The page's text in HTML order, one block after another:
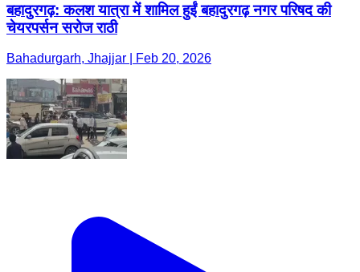
बहादुरगढ़: कलश यात्रा में शामिल हुईं बहादुरगढ़ नगर परिषद की
चेयरपर्सन सरोज राठी
Bahadurgarh, Jhajjar | Feb 20, 2026